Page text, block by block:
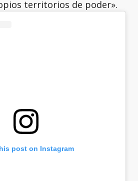
territorios de poder».
post on Instagram